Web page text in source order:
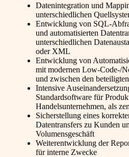
Datenintegration und
unterschiedlichen
Entwicklung von SQL-
und automatisierten
unterschiedlichen
oder XML
Entwicklung von
mit modernen Low-Code-/
und zwischen den
Intensive
Standardsoftware für
Handelsunternehmen, als
Sicherstellung eines
Datentransfers zu Kunden
Volumensgeschäft
Weiterentwicklung der
für interne Zwecke